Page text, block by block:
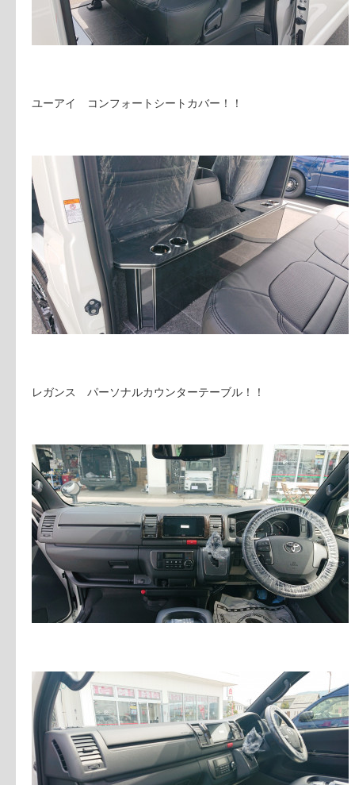
ユーアイ コンフォートシートカバー！！
レガンス パーソナルカウンターテーブル！！